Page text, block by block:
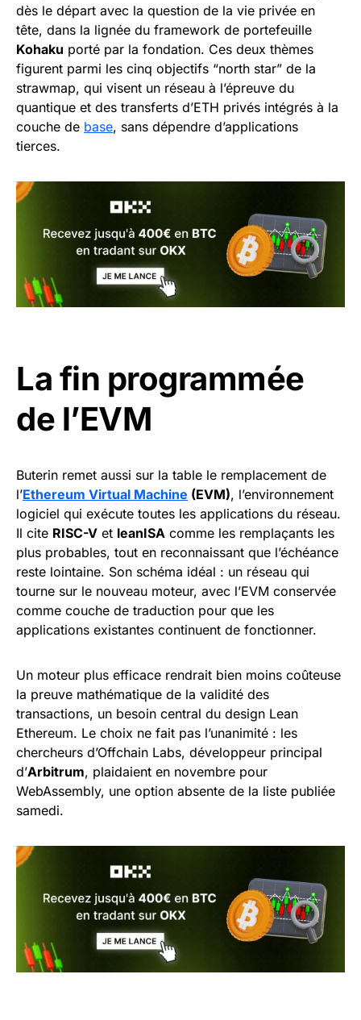
dès le départ avec la question de la vie privée en
tête, dans la lignée du framework de portefeuille
Kohaku porté par la fondation. Ces deux thèmes
figurent parmi les cinq objectifs “north star” de la
strawmap, qui visent un réseau à l’épreuve du
quantique et des transferts d’ETH privés intégrés à la
couche de base, sans dépendre d’applications
tierces.
La fin programmée
de l’EVM
Buterin remet aussi sur la table le remplacement de
l’Ethereum Virtual Machine (EVM), l’environnement
logiciel qui exécute toutes les applications du réseau.
Il cite RISC-V et leanISA comme les remplaçants les
plus probables, tout en reconnaissant que l’échéance
reste lointaine. Son schéma idéal : un réseau qui
tourne sur le nouveau moteur, avec l’EVM conservée
comme couche de traduction pour que les
applications existantes continuent de fonctionner.
Un moteur plus efficace rendrait bien moins coûteuse
la preuve mathématique de la validité des
transactions, un besoin central du design Lean
Ethereum. Le choix ne fait pas l’unanimité : les
chercheurs d’Offchain Labs, développeur principal
d’Arbitrum, plaidaient en novembre pour
WebAssembly, une option absente de la liste publiée
samedi.